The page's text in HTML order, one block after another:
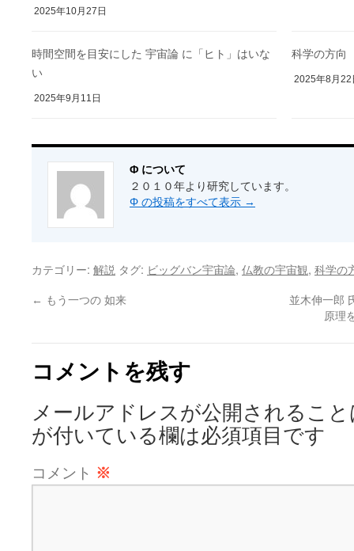
2025年10月27日
時間空間を目安にした 宇宙論 に「ヒト」はいな
い
2025年9月11日
科学の方向
2025年8月22
Φ について
２０１０年より研究しています。
Φ の投稿をすべて表示 →
カテゴリー: 解説 タグ: ビッグバン宇宙論, 仏教の宇宙観, 科学の
← もう一つの 如来
並木伸一郎
原理
コメントを残す
メールアドレスが公開されるこ
が付いている欄は必須項目です
コメント ※